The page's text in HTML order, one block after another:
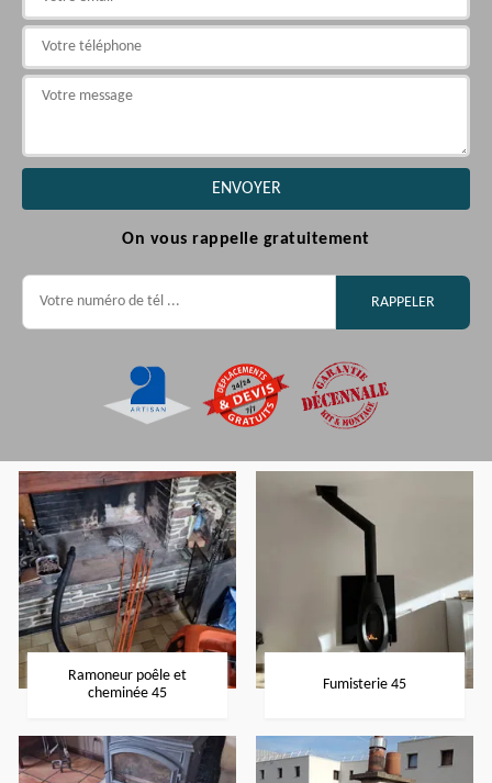
On vous rappelle gratuitement
Ramoneur poêle et
cheminée 45
Fumisterie 45